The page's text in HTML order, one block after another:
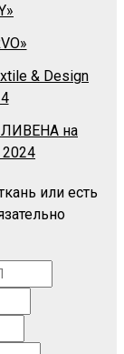
& Design
ЛИВЕНА на
или есть